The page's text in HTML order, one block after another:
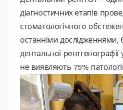
діагностичних етапів
стоматологічного
останніми дослідженнями,
дентальної
не виявляють 75%